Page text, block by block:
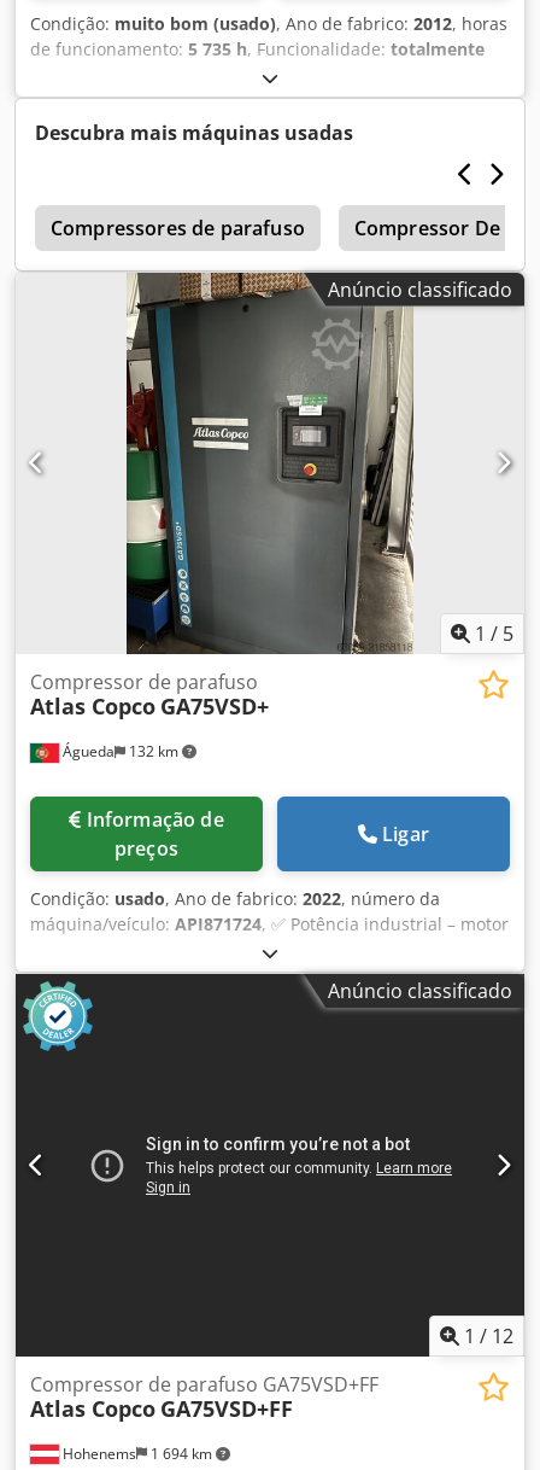
Condição: muito bom (usado), Ano de fabrico: 2012, horas
de funcionamento: 5 735 h, Funcionalidade: totalmente
, Compressor de parafusos sem óleo Atlas Copco
ZR90 90 kW Crsdpozqvvasfx An Tsf 7,50 bar 14 m³/min Ano
de fabricação: 2012 Horas de funcionamento: 5735
Descubra mais máquinas usadas
Compressores de parafuso Compressor De
Anúncio classificado
1 / 5
Águeda 132 km
Compressor de parafuso
Atlas Copco GA75VSD+
preços
Ligar
Condição: usado, Ano de fabrico: 2022, número da
máquina/veículo: API871724, ✅ Potência industrial – motor
de 75 kW (100 cv) para alto fluxo de ar. ✅ Eficiência
energética – tecnologia VSD+ que reduz o consumo em até
50%. ✅ Alto desempenho – fluxo de ar massivo de até 13,5
m³/min a 13 bar de pressão. ✅ Confiabilidade Atlas Copco
– construção belga reconhecida mundialmente para uso
cv) | Vazão de ar (Qv): 13,5 m³/min (224,7 l/s) | Rotação do
motor: 6450 rpm | Tensão/Frequência/Fases: 400V / 50Hz /
3F | Peso: 898 kg | Origem: Bélgica (Atlas Copco Airpower
Anúncio classificado
1 / 12
Hohenems 1 694 km
Compressor de parafuso GA75VSD+FF
Atlas Copco GA75VSD+FF